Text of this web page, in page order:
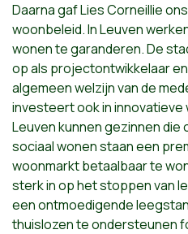
Daarna gaf Lies Corneillie
woonbeleid. In Leuven
wonen te garanderen. De
op als projectontwikkelaar
algemeen welzijn van de
investeert ook in innovatieve
Leuven kunnen gezinnen
sociaal wonen staan een
woonmarkt betaalbaar te
sterk in op het stoppen van
een ontmoedigende
thuislozen te ondersteunen